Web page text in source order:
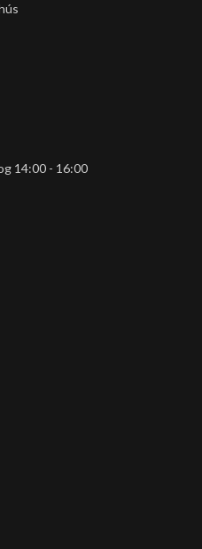
14:00 - 16:00